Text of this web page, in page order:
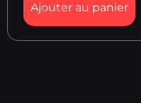
Ajouter au panier